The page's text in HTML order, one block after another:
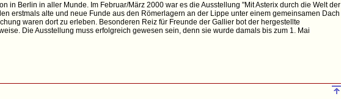
in Berlin in aller Munde. Im Februar/März 2000 war es die Ausstellung "Mit Asterix durch die Welt der
erstmals alte und neue Funde aus den Römerlagern an der Lippe unter einem gemeinsamen Dach
waren dort zu erleben. Besonderen Reiz für Freunde der Gallier bot der hergestellte
Die Ausstellung muss erfolgreich gewesen sein, denn sie wurde damals bis zum 1. Mai